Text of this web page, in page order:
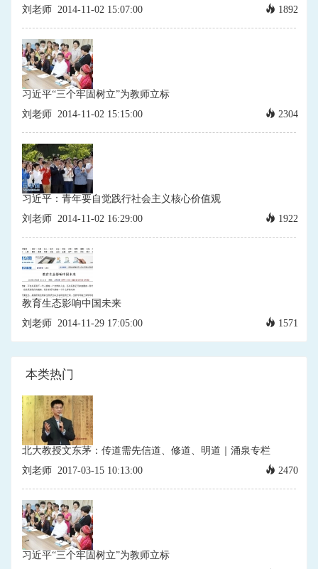
刘老师 2014-11-02 15:07:00 1892
习近平“三个牢固树立”为教师立标
刘老师 2014-11-02 15:15:00 2304
习近平：青年要自觉践行社会主义核心价值观
刘老师 2014-11-02 16:29:00 1922
教育生态影响中国未来
刘老师 2014-11-29 17:05:00 1571
本类热门
北大教授文东茅：传道需先信道、修道、明道｜涌泉专栏
刘老师 2017-03-15 10:13:00 2470
习近平“三个牢固树立”为教师立标